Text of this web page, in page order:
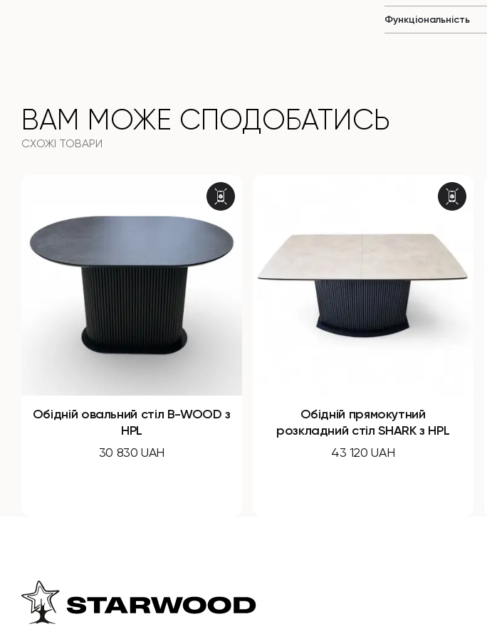
Функціональність
ВАМ МОЖЕ СПОДОБАТИСЬ
СХОЖІ ТОВАРИ
Обідній прямокутний
розкладний стіл SHARK з HPL
43 120 UAH
Обідній прямокутний
розкладний стіл X-FORM з HPL
42 890 UAH